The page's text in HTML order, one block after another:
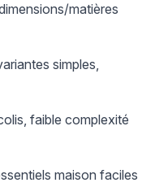
matières
simples,
faible complexité
maison faciles